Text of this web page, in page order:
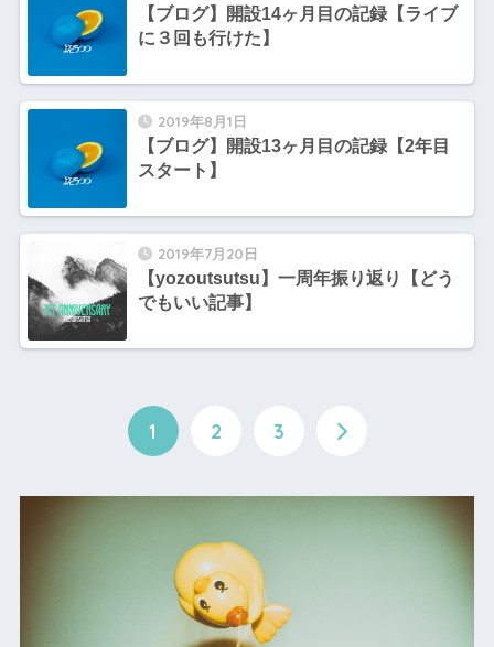
【ブログ】開設14ヶ月目の記録【ライブ
に３回も行けた】
2019年8月1日
【ブログ】開設13ヶ月目の記録【2年目
スタート】
2019年7月20日
【yozoutsutsu】一周年振り返り【どう
でもいい記事】
1 2 3